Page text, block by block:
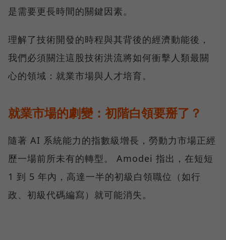
是需要更長時間的關鍵因素。
理解了技術開發的時程與其背後的經濟動能後，
我們必須關注這股技術洪流將如何衝擊人類最關
心的領域：就業市場與人才培育。
就業市場的劇變：初階白領要掰了？
隨著 AI 系統能力的指數級增長，勞動力市場正經
歷一場前所未有的轉型。 Amodei 指出，在短短
1 到 5 年內，高達一半的初級白領職位（如行
政、初級代碼編寫）就可能消失。